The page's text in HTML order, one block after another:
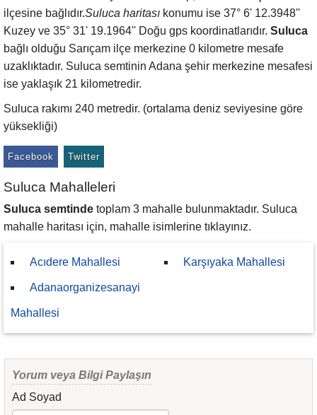
ilçesine bağlıdır.Suluca haritası konumu ise 37° 6' 12.3948''
Kuzey ve 35° 31' 19.1964'' Doğu gps koordinatlarıdır. Suluca
bağlı olduğu Sarıçam ilçe merkezine 0 kilometre mesafe
uzaklıktadır. Suluca semtinin Adana şehir merkezine mesafesi
ise yaklaşık 21 kilometredir.
Suluca rakımı 240 metredir. (ortalama deniz seviyesine göre
yüksekliği)
Facebook Twitter
Suluca Mahalleleri
Suluca semtinde toplam 3 mahalle bulunmaktadır. Suluca
mahalle haritası için, mahalle isimlerine tıklayınız.
Acıdere Mahallesi
Adanaorganizesanayi
Mahallesi
Karşıyaka Mahallesi
Yorum veya Bilgi Paylaşın
Ad Soyad